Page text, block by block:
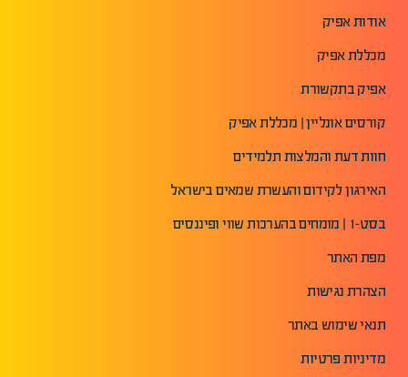
אודות אפיק
מכללת אפיק
אפיק בתקשורת
קורסים אונליין | מכללת אפיק
חוות דעת והמלצות תלמידים
האירגון לקידום והעשרת שמאים בישראל
בסט-1 | מומחים בהערכות שווי ופיננסים
מפת האתר
הצהרת נגישות
תנאי שימוש באתר
מדיניות פרטיות